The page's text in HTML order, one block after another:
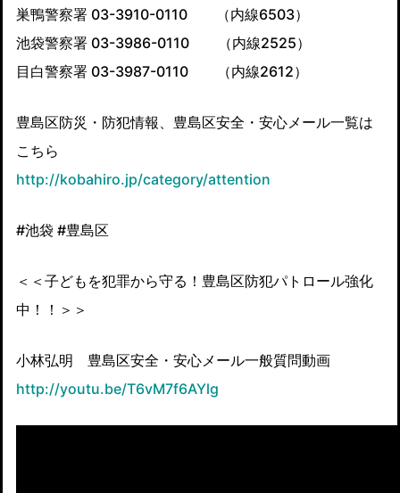
巣鴨警察署 03-3910-0110 （内線6503）
池袋警察署 03-3986-0110 （内線2525）
目白警察署 03-3987-0110 （内線2612）
豊島区防災・防犯情報、豊島区安全・安心メール一覧は
こちら
http://kobahiro.jp/category/attention
#池袋 #豊島区
＜＜子どもを犯罪から守る！豊島区防犯パトロール強化
中！！＞＞
小林弘明 豊島区安全・安心メール一般質問動画
http://youtu.be/T6vM7f6AYlg